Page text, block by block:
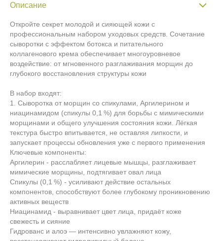
Описание
Откройте секрет молодой и сияющей кожи с
профессиональным набором уходовых средств. Сочетание
сыворотки с эффектом ботокса и питательного
коллагенового крема обеспечивает многоуровневое
воздействие: от мгновенного разглаживания морщин до
глубокого восстановления структуры кожи
В набор входят:
1. Сыворотка от морщин со спикулами, Аргилерином и
ниацинамидом (спикулы 0,1 %) для борьбы с мимическими
морщинами и общего улучшения состояния кожи. Лёгкая
текстура быстро впитывается, не оставляя липкости, и
запускает процессы обновления уже с первого применения
Ключевые компоненты:
Аргилерин - расслабляет лицевые мышцы, разглаживает
мимические морщины, подтягивает овал лица
Спикулы (0,1 %) - усиливают действие остальных
компонентов, способствуют более глубокому проникновению
активных веществ
Ниацинамид - выравнивает цвет лица, придаёт коже
свежесть и сияние
Гидрованс и алоэ — интенсивно увлажняют кожу,